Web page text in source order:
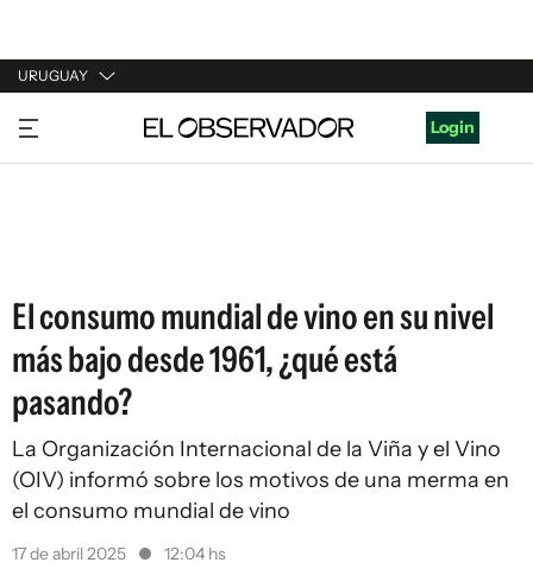
URUGUAY
URUGUAY
ARGENTINA
Login
El consumo mundial de vino en su nivel
más bajo desde 1961, ¿qué está
pasando?
La Organización Internacional de la Viña y el Vino
(OIV) informó sobre los motivos de una merma en
el consumo mundial de vino
17 de abril 2025 12:04 hs